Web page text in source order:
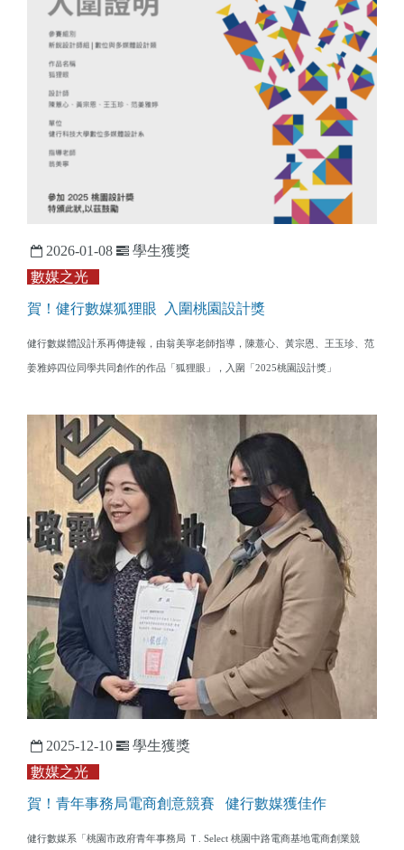
2026-01-08
學生獲獎
數媒之光
賀！健行數媒狐狸眼 入圍桃園設計獎
健行數媒體設計系再傳捷報，由翁美寧老師指導，陳薏心、黃宗恩、王玉珍、范
姜雅婷四位同學共同創作的作品「狐狸眼」，入圍「2025桃園設計獎」
2025-12-10
學生獲獎
數媒之光
賀！青年事務局電商創意競賽 健行數媒獲佳作
健行數媒系「桃園市政府青年事務局 Ｔ. Select 桃園中路電商基地電商創業競